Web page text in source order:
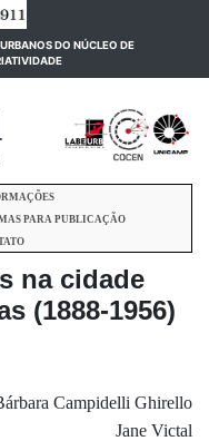
DO NÚCLEO DE
(current)
PARA PUBLICAÇÃO
na cidade
(1888-1956)
Campidelli Ghirello
Jane Victal